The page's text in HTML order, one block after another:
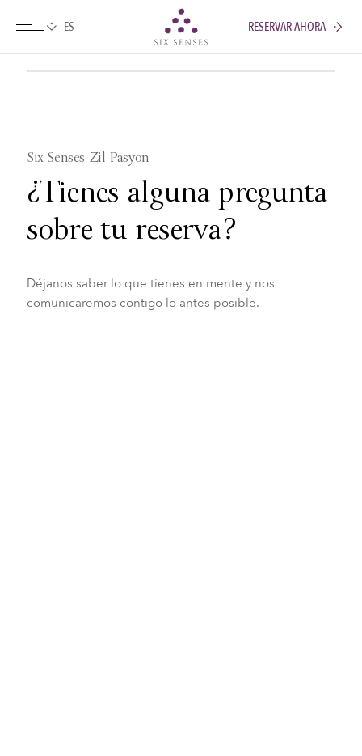
Six sensesRESERVAR AHORA
Six Senses Zil Pasyon
¿Tienes alguna pregunta
sobre tu reserva?
Déjanos saber lo que tienes en mente y nos
comunicaremos contigo lo antes posible.